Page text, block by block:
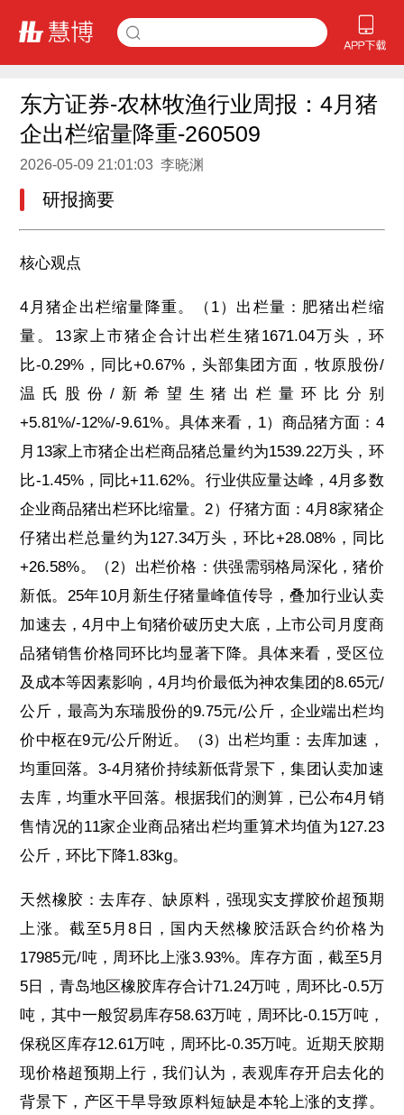
东方证券-农林牧渔行业周报：4月猪
企出栏缩量降重-260509
2026-05-09 21:01:03 李晓渊
研报摘要
核心观点
4月猪企出栏缩量降重。（1）出栏量：肥猪出栏缩
量。13家上市猪企合计出栏生猪1671.04万头，环
比-0.29%，同比+0.67%，头部集团方面，牧原股份/
温氏股份/新希望生猪出栏量环比分别
+5.81%/-12%/-9.61%。具体来看，1）商品猪方面：4
月13家上市猪企出栏商品猪总量约为1539.22万头，环
比-1.45%，同比+11.62%。行业供应量达峰，4月多数
企业商品猪出栏环比缩量。2）仔猪方面：4月8家猪企
仔猪出栏总量约为127.34万头，环比+28.08%，同比
+26.58%。（2）出栏价格：供强需弱格局深化，猪价
新低。25年10月新生仔猪量峰值传导，叠加行业认卖
加速去，4月中上旬猪价破历史大底，上市公司月度商
品猪销售价格同环比均显著下降。具体来看，受区位
及成本等因素影响，4月均价最低为神农集团的8.65元/
公斤，最高为东瑞股份的9.75元/公斤，企业端出栏均
价中枢在9元/公斤附近。（3）出栏均重：去库加速，
均重回落。3-4月猪价持续新低背景下，集团认卖加速
去库，均重水平回落。根据我们的测算，已公布4月销
售情况的11家企业商品猪出栏均重算术均值为127.23
公斤，环比下降1.83kg。
天然橡胶：去库存、缺原料，强现实支撑胶价超预期
上涨。截至5月8日，国内天然橡胶活跃合约价格为
17985元/吨，周环比上涨3.93%。库存方面，截至5月
5日，青岛地区橡胶库存合计71.24万吨，周环比-0.5万
吨，其中一般贸易库存58.63万吨，周环比-0.15万吨，
保税区库存12.61万吨，周环比-0.35万吨。近期天胶期
现价格超预期上行，我们认为，表观库存开启去化的
背景下，产区干旱导致原料短缺是本轮上涨的支撑。